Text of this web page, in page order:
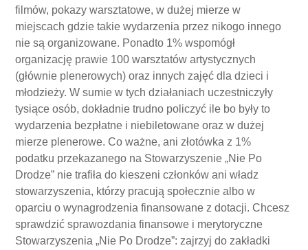
filmów, pokazy warsztatowe, w dużej mierze w
miejscach gdzie takie wydarzenia przez nikogo innego
nie są organizowane. Ponadto 1% wspomógł
organizację prawie 100 warsztatów artystycznych
(głównie plenerowych) oraz innych zajęć dla dzieci i
młodzieży. W sumie w tych działaniach uczestniczyły
tysiące osób, dokładnie trudno policzyć ile bo były to
wydarzenia bezpłatne i niebiletowane oraz w dużej
mierze plenerowe. Co ważne, ani złotówka z 1%
podatku przekazanego na Stowarzyszenie „Nie Po
Drodze” nie trafiła do kieszeni członków ani władz
stowarzyszenia, którzy pracują społecznie albo w
oparciu o wynagrodzenia finansowane z dotacji. Chcesz
sprawdzić sprawozdania finansowe i merytoryczne
Stowarzyszenia „Nie Po Drodze”: zajrzyj do zakładki